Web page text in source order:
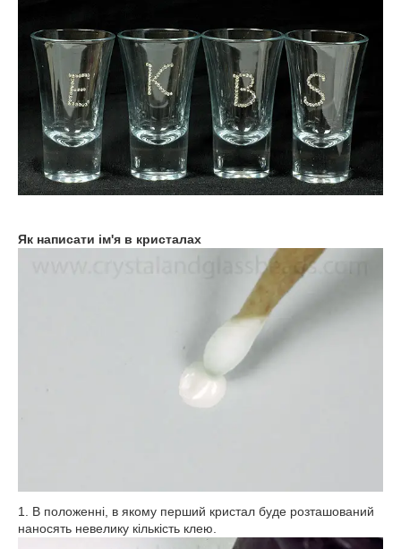
Як написати ім'я в кристалах
1. В положенні, в якому перший кристал буде розташований
наносять невелику кількість клею.